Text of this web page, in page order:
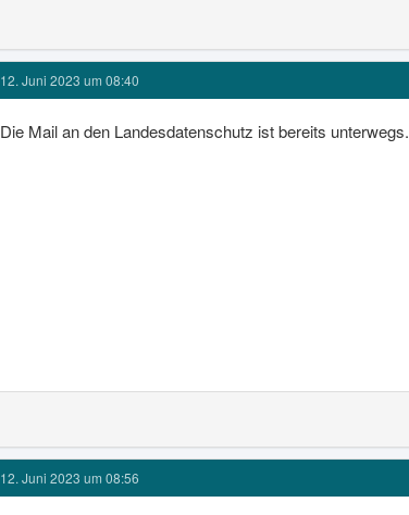
12. Juni 2023 um 08:40
Die Mail an den Landesdatenschutz ist bereits unterwegs.
12. Juni 2023 um 08:56